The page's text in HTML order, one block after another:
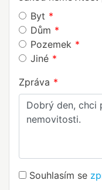
Byt
Dům
Pozemek
Jiné
Zpráva
Souhlasím se